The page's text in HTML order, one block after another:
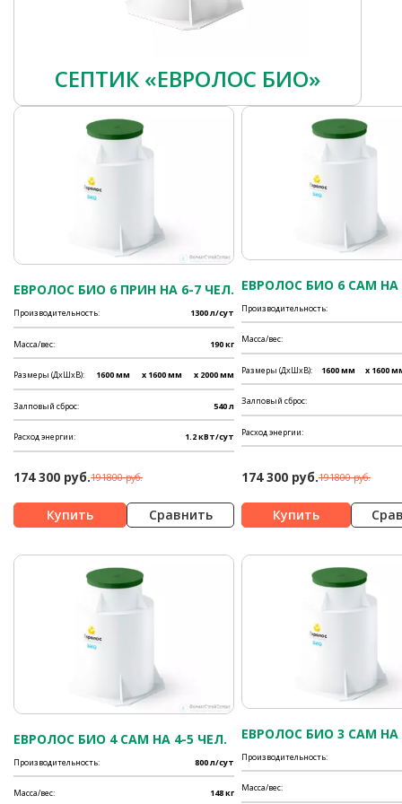
СЕПТИК «ЕВРОЛОС БИО»
ЕВРОЛОС БИО 6 ПРИН НА 6-7 ЧЕЛ.
Производительность: 1300 л/сут
Масса/вес: 190 кг
Размеры (ДхШхВ): 1600 мм x 1600 мм x 2000 мм
Залповый сброс: 540 л
Расход энергии: 1.2 кВт/сут
174 300 руб.191800 руб.
Сравнить
ЕВРОЛОС БИО 6 САМ НА
Производительность:
Масса/вес:
Размеры (ДхШхВ): 1600 мм x 1600
Залповый сброс:
Расход энергии:
174 300 руб.191800 руб.
ЕВРОЛОС БИО 4 САМ НА 4-5 ЧЕЛ.
Производительность: 800 л/сут
Масса/вес: 148 кг
ЕВРОЛОС БИО 3 САМ НА
Производительность:
Масса/вес: